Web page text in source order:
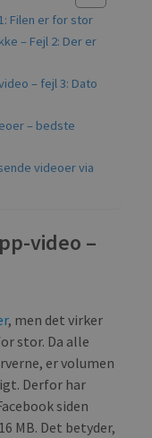
Filen er for stor
– Fejl 2: Der er
– fejl 3: Dato
– bedste
videoer via
video –
, men det virker
stor. Da alle
er volumen
Derfor har
siden
MB. Det betyder,